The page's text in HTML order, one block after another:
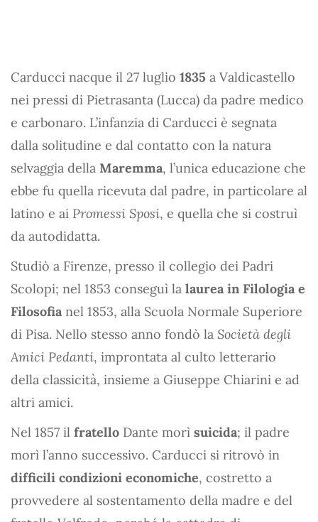
Carducci nacque il 27 luglio 1835 a Valdicastello
nei pressi di Pietrasanta (Lucca) da padre medico
e carbonaro. L’infanzia di Carducci è segnata
dalla solitudine e dal contatto con la natura
selvaggia della Maremma, l’unica educazione che
ebbe fu quella ricevuta dal padre, in particolare al
latino e ai Promessi Sposi, e quella che si costruì
da autodidatta.
Studiò a Firenze, presso il collegio dei Padri
Scolopi; nel 1853 conseguì la laurea in Filologia e
Filosofia nel 1853, alla Scuola Normale Superiore
di Pisa. Nello stesso anno fondò la Società degli
Amici Pedanti, improntata al culto letterario
della classicità, insieme a Giuseppe Chiarini e ad
altri amici.
Nel 1857 il fratello Dante morì suicida; il padre
morì l’anno successivo. Carducci si ritrovò in
difficili condizioni economiche, costretto a
provvedere al sostentamento della madre e del